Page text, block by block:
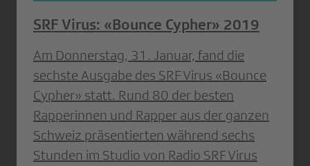
SRF Virus: «Bounce Cypher» 2019
Am Donnerstag, 31. Januar, fand die
sechste Ausgabe des SRF Virus «Bounce
Cypher» statt. Rund 80 der besten
Rapperinnen und Rapper aus der ganzen
Schweiz präsentierten während sechs
Stunden im Studio von Radio SRF Virus